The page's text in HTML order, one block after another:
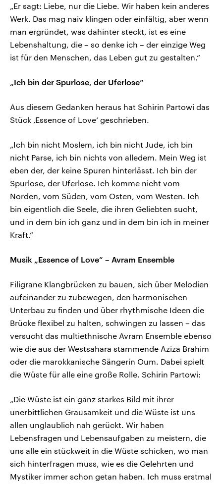
„Er sagt: Liebe, nur die Liebe. Wir haben kein anderes
Werk. Das mag naiv klingen oder einfältig, aber wenn
man ergründet, was dahinter steckt, ist es eine
Lebenshaltung, die – so denke ich – der einzige Weg
ist für den Menschen, das Leben gut zu gestalten.“
„Ich bin der Spurlose, der Uferlose“
Aus diesem Gedanken heraus hat Schirin Partowi das
Stück ‚Essence of Love‘ geschrieben.
„Ich bin nicht Moslem, ich bin nicht Jude, ich bin
nicht Parse, ich bin nichts von alledem. Mein Weg ist
eben der, der keine Spuren hinterlässt. Ich bin der
Spurlose, der Uferlose. Ich komme nicht vom
Norden, vom Süden, vom Osten, vom Westen. Ich
bin eigentlich die Seele, die ihren Geliebten sucht,
und in dem bin ich ganz und in dem bin ich in meiner
Kraft.“
Musik „Essence of Love” – Avram Ensemble
Filigrane Klangbrücken zu bauen, sich über Melodien
aufeinander zu zubewegen, den harmonischen
Unterbau zu finden und über rhythmische Ideen die
Brücke flexibel zu halten, schwingen zu lassen – das
versucht das multiethnische Avram Ensemble ebenso
wie die aus der Westsahara stammende Aziza Brahim
oder die marokkanische Sängerin Oum. Dabei spielt
die Wüste für alle eine große Rolle. Schirin Partowi:
„Die Wüste ist ein ganz starkes Bild mit ihrer
unerbittlichen Grausamkeit und die Wüste ist uns
allen unglaublich nah gerückt. Wir haben
Lebensfragen und Lebensaufgaben zu meistern, die
uns alle ein stückweit in die Wüste schicken, wo man
sich hinterfragen muss, wie es die Gelehrten und
Mystiker immer schon getan haben. Ich muss erstmal